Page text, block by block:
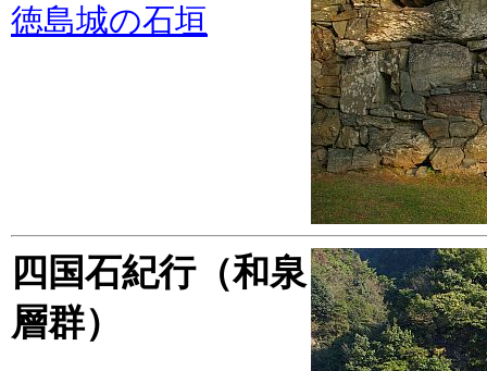
徳島城の石垣
四国石紀行（和泉
層群）